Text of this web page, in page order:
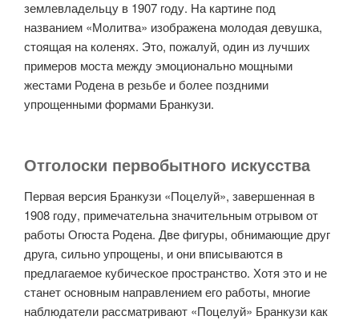
землевладельцу в 1907 году. На картине под
названием «Молитва» изображена молодая девушка,
стоящая на коленях. Это, пожалуй, один из лучших
примеров моста между эмоционально мощными
жестами Родена в резьбе и более поздними
упрощенными формами Бранкузи.
Отголоски первобытного искусства
Первая версия Бранкузи «Поцелуй», завершенная в
1908 году, примечательна значительным отрывом от
работы Огюста Родена. Две фигуры, обнимающие друг
друга, сильно упрощены, и они вписываются в
предлагаемое кубическое пространство. Хотя это и не
станет основным направлением его работы, многие
наблюдатели рассматривают «Поцелуй» Бранкузи как